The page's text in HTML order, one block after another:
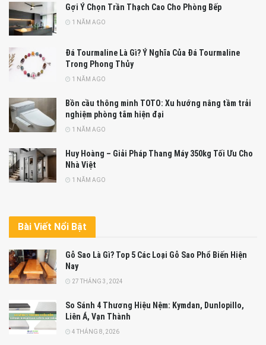
Gợi Ý Chọn Trần Thạch Cao Cho Phòng Bếp
1 NĂM AGO
Đá Tourmaline Là Gì? Ý Nghĩa Của Đá Tourmaline
Trong Phong Thủy
1 NĂM AGO
Bồn cầu thông minh TOTO: Xu hướng nâng tầm trải
nghiệm phòng tắm hiện đại
1 NĂM AGO
Huy Hoàng – Giải Pháp Thang Máy 350kg Tối Ưu Cho
Nhà Việt
1 NĂM AGO
Bài Viết Nổi Bật
Gỗ Sao Là Gì? Top 5 Các Loại Gỗ Sao Phổ Biến Hiện
Nay
27 THÁNG 3, 2024
So Sánh 4 Thương Hiệu Nệm: Kymdan, Dunlopillo,
Liên Á, Vạn Thành
4 THÁNG 8, 2026